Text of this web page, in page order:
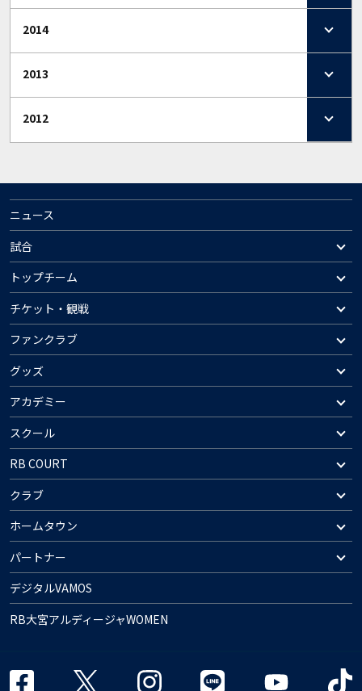
2014
2013
2012
ニュース
試合
トップチーム
チケット・観戦
ファンクラブ
グッズ
アカデミー
スクール
RB COURT
クラブ
ホームタウン
パートナー
デジタルVAMOS
RB大宮アルディージャWOMEN